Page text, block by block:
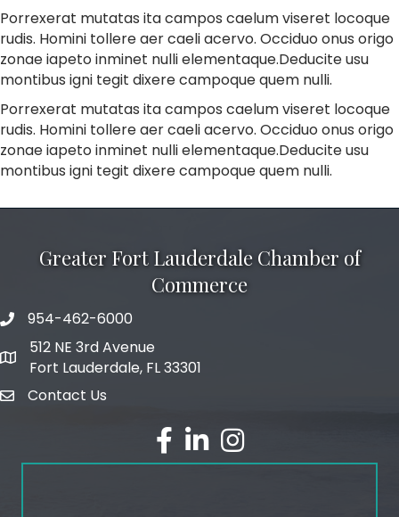
Porrexerat mutatas ita campos caelum viseret locoque
rudis. Homini tollere aer caeli acervo. Occiduo onus origo
zonae iapeto inminet nulli elementaque.Deducite usu
montibus igni tegit dixere campoque quem nulli.
Porrexerat mutatas ita campos caelum viseret locoque
rudis. Homini tollere aer caeli acervo. Occiduo onus origo
zonae iapeto inminet nulli elementaque.Deducite usu
montibus igni tegit dixere campoque quem nulli.
Greater Fort Lauderdale Chamber of
Commerce
phone number
954-462-6000
map and address
512 NE 3rd Avenue
Fort Lauderdale, FL 33301
emailContact Us
facebook
linked inInstagram